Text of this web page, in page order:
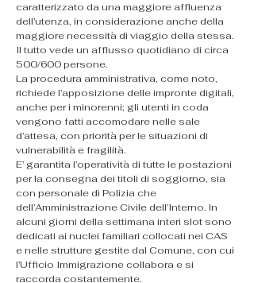
caratterizzato da una maggiore affluenza
dell’utenza, in considerazione anche della
maggiore necessità di viaggio della stessa.
Il tutto vede un afflusso quotidiano di circa
500/600 persone.
La procedura amministrativa, come noto,
richiede l’apposizione delle impronte digitali,
anche per i minorenni; gli utenti in coda
vengono fatti accomodare nelle sale
d’attesa, con priorità per le situazioni di
vulnerabilità e fragilità.
E’ garantita l’operatività di tutte le postazioni
per la consegna dei titoli di soggiorno, sia
con personale di Polizia che
dell’Amministrazione Civile dell’Interno. In
alcuni giorni della settimana interi slot sono
dedicati ai nuclei familiari collocati nei CAS
e nelle strutture gestite dal Comune, con cui
l’Ufficio Immigrazione collabora e si
raccorda costantemente.